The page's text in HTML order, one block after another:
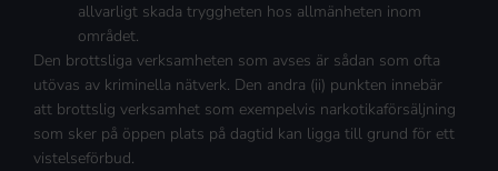
allvarligt skada tryggheten hos allmänheten inom
området.
Den brottsliga verksamheten som avses är sådan som ofta
utövas av kriminella nätverk. Den andra (ii) punkten innebär
att brottslig verksamhet som exempelvis narkotikaförsäljning
som sker på öppen plats på dagtid kan ligga till grund för ett
vistelseförbud.